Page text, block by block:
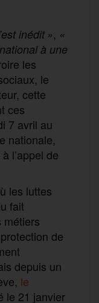
inédit », «
à une
les
le
cette
ces
7 avril au
nationale,
l’appel de
les luttes
fait
métiers
de
depuis un
le
le 21 janvier